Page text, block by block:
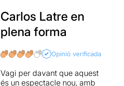
popular, i té la capacitat de
fer-ne un retrat distorsionat
(i sempre amable), a partir
personatges que habiten
comuns que tots
coneixem:polítics i
Carlos Latre en
plena forma
Opinió verificada
Vagi per davant que aquest
és un espectacle nou, amb